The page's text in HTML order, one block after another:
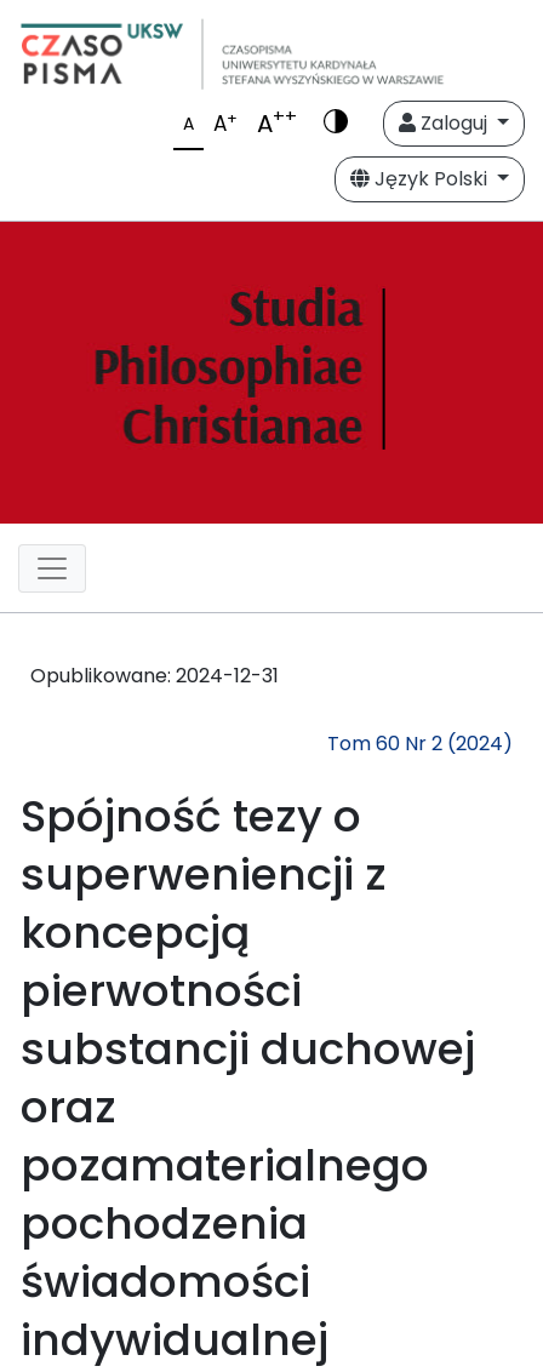
A A+ A++
Zaloguj
Język Polski
Opublikowane: 2024-12-31
Tom 60 Nr 2 (2024)
Spójność tezy o
superweniencji z
koncepcją
pierwotności
substancji duchowej
oraz
pozamaterialnego
pochodzenia
świadomości
indywidualnej